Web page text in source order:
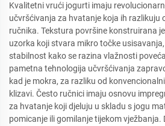
Kvalitetni vrući jogurti imaju
učvršćivanja za hvatanje koja ih razlikuju
ručnika. Tekstura površine konstruirana
uzorka koji stvara mikro točke
stabilnost kako se razina vlažnosti
pametna tehnologija učvršćivanja
kad je mokra, za razliku od
klizavi. Često ručnici imaju osnovu
za hvatanje koji djeluju u skladu s jogu
pomicanje ili gomilanje tijekom vježbanja.